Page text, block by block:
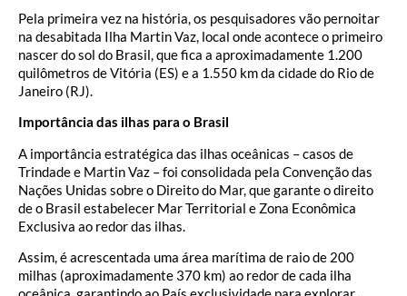
Pela primeira vez na história, os pesquisadores vão pernoitar
na desabitada Ilha Martin Vaz, local onde acontece o primeiro
nascer do sol do Brasil, que fica a aproximadamente 1.200
quilômetros de Vitória (ES) e a 1.550 km da cidade do Rio de
Janeiro (RJ).
Importância das ilhas para o Brasil
A importância estratégica das ilhas oceânicas – casos de
Trindade e Martin Vaz – foi consolidada pela Convenção das
Nações Unidas sobre o Direito do Mar, que garante o direito
de o Brasil estabelecer Mar Territorial e Zona Econômica
Exclusiva ao redor das ilhas.
Assim, é acrescentada uma área marítima de raio de 200
milhas (aproximadamente 370 km) ao redor de cada ilha